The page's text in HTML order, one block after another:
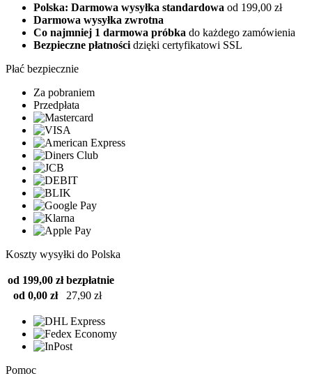
Polska: Darmowa wysyłka standardowa od 199,00 zł
Darmowa wysyłka zwrotna
Co najmniej 1 darmowa próbka do każdego zamówienia
Bezpieczne płatności dzięki certyfikatowi SSL
Płać bezpiecznie
Za pobraniem
Przedpłata
Koszty wysyłki do Polska
od 199,00 zł bezpłatnie
od 0,00 zł
27,90 zł
Pomoc